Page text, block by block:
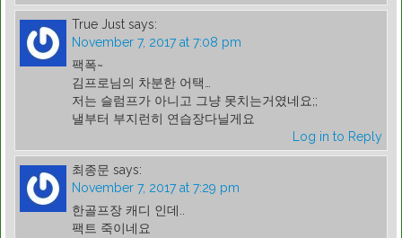
True Just says:
November 7, 2017 at 7:08 pm
팩폭~
김프로님의 차분한 어택…
저는 슬럼프가 아니고 그냥 못치는거였네요;;
낼부터 부지런히 연습장다닐게요
Log in to Reply
최종문 says:
November 7, 2017 at 7:29 pm
한골프장 캐디 인데..
팩트 죽이네요